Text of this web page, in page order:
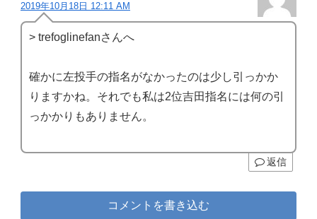
2019年10月18日 12:11 AM
> trefoglinefanさんへ
確かに左投手の指名がなかったのは少し引っかか
りますかね。それでも私は2位吉田指名には何の引
っかかりもありません。
返信
コメントを書き込む